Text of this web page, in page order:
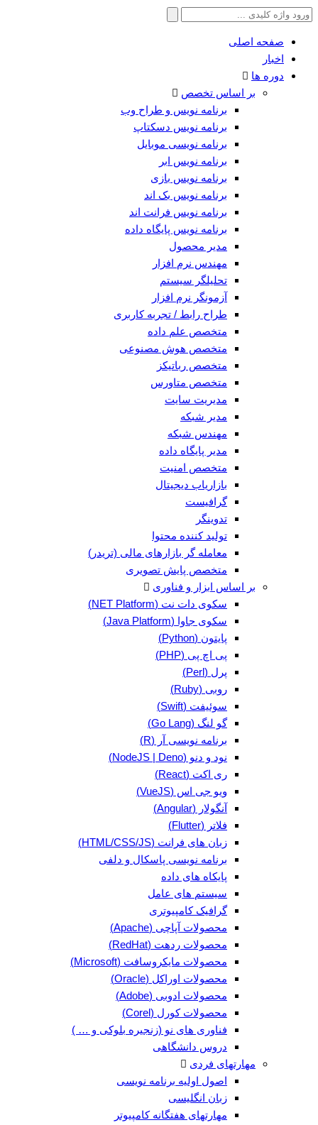
جستجو
صفحه اصلی
اخبار
دوره ها
بر اساس تخصص
برنامه نویس و طراح وب
برنامه نویس دسکتاپ
برنامه نویسی موبایل
برنامه نویس ابر
برنامه نویس بازی
برنامه نویس بک اند
برنامه نویس فرانت اند
برنامه نویس پایگاه داده
مدیر محصول
مهندس نرم افزار
تحلیلگر سیستم
آزمونگر نرم افزار
طراح رابط / تجربه کاربری
متخصص علم داده
متخصص هوش مصنوعی
متخصص رباتیکز
متخصص متاورس
مدیریت سایت
مدیر شبکه
مهندس شبکه
مدیر پایگاه داده
متخصص امنیت
بازاریاب دیجیتال
گرافیست
تدوینگر
تولید کننده محتوا
معامله گر بازارهای مالی (تریدر)
متخصص پایش تصویری
بر اساس ابزار و فناوری
سکوی دات نت (NET Platform)
سکوی جاوا (Java Platform)
پایتون (Python)
پی اچ پی (PHP)
پرل (Perl)
روبی (Ruby)
سوئیفت (Swift)
گو لنگ (Go Lang)
برنامه نویسی آر (R)
نود و دنو (NodeJS | Deno)
ری اکت (React)
ویو جی اس (VueJS)
آنگولار (Angular)
فلاتر (Flutter)
زبان های فرانت (HTML/CSS/JS)
برنامه نویسی پاسکال و دلفی
پایکاه های داده
سیستم های عامل
گرافیک کامپیوتری
محصولات آپاچی (Apache)
محصولات ردهت (RedHat)
محصولات مایکروسافت (Microsoft)
محصولات اوراکل (Oracle)
محصولات ادوبی (Adobe)
محصولات کورل (Corel)
فناوری های نو (زنجیره بلوکی و … )
دروس دانشگاهی
مهارتهای فردی
اصول اولیه برنامه نویسی
زبان انگلیسی
مهارتهای هفتگانه کامپیوتر